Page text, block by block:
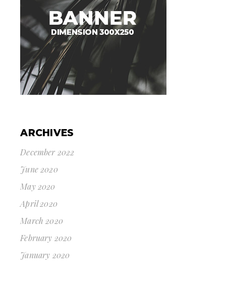
ARCHIVES
December 2022
June 2020
May 2020
April 2020
March 2020
February 2020
January 2020